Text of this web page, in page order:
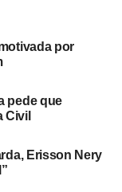
por
pede que
Civil
Erisson Nery